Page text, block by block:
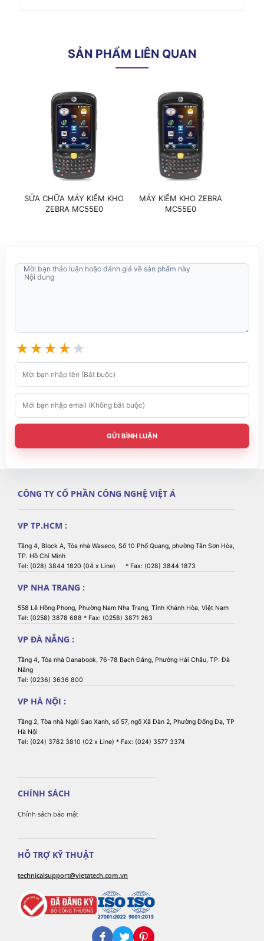
SẢN PHẨM LIÊN QUAN
SỬA CHỮA MÁY KIỂM KHO
ZEBRA MC55E0
MÁY KIỂM KHO ZEBRA
MC55E0
★★★★ ★
GỬI BÌNH LUẬN
Mời bạn thảo luận hoặc đánh giá về sản phẩm này
CÔNG TY CỔ PHẦN CÔNG NGHỆ VIỆT Á
VP TP.HCM :
Tầng 4, Block A, Tòa nhà Waseco, Số 10 Phổ Quang, phường Tân Sơn Hòa,
TP. Hồ Chí Minh
Tel: (028) 3844 1820 (04 x Line) * Fax: (028) 3844 1873
VP NHA TRANG :
558 Lê Hồng Phong, Phường Nam Nha Trang, Tỉnh Khánh Hòa, Việt Nam
Tel: (0258) 3878 688 * Fax: (0258) 3871 263
VP ĐÀ NẴNG :
Tầng 4, Tòa nhà Danabook, 76-78 Bạch Đằng, Phường Hải Châu, TP. Đà
Nẵng
Tel: (0236) 3636 800
VP HÀ NỘI :
Tầng 2, Tòa nhà Ngôi Sao Xanh, số 57, ngõ Xã Đàn 2, Phường Đống Đa, TP
Hà Nội
Tel: (024) 3782 3810 (02 x Line) * Fax: (024) 3577 3374
CHÍNH SÁCH
Chính sách bảo mật
HỖ TRỢ KỸ THUẬT
technicalsupport@vietatech.com.vn